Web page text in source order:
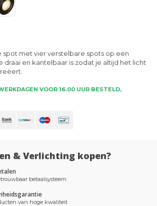
spot met vier verstelbare spots op een
draai en kantelbaar is zodat je altijd het licht
VOOR 16.00 UUR BESTELD,
& Verlichting kopen?
betaalsysteem.
van hoge kwaliteit